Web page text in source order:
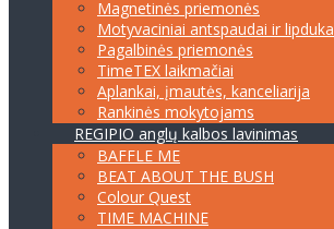
Magnetinės priemonės
Motyvaciniai antspaudai ir
Pagalbinės priemonės
TimeTEX laikmačiai
Aplankai, įmautės, kanceliarija
Rankinės mokytojams
REGIPIO anglų kalbos lavinimas
BAFFLE ME
BEAT ABOUT THE BUSH
Colour Quest
TIME MACHINE